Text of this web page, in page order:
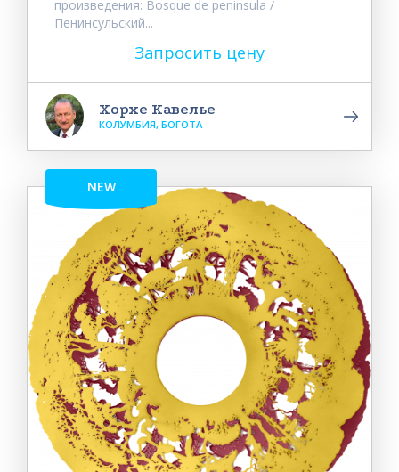
произведения: Bosque de peninsula /
Пенинсульский...
Запросить цену
Хорхе Кавелье
КОЛУМБИЯ, БОГОТА
NEW